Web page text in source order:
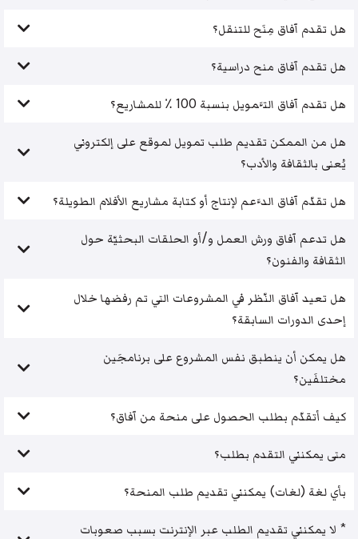
هل تقدم آفاق مِنَح للتنقل؟
هل تقدم آفاق منح دراسية؟
هل تقدم آفاق التَّمويل بنسبة 100 ٪ للمشاريع؟
هل من الممكن تقديم طلب تمويل لموقع على إلكتروني
يُعنى بالثقافة والأدب؟
هل تقدّم آفاق الدَّعم لإنتاج أو كتابة مشاريع الأفلام الطويلة؟
هل تدعم آفاق ورش العمل و/أو الحلقات البحثيّة حول
الثقافة والفنون؟
هل تعيد آفاق النّظر في المشروعات التي تم رفضها خلال
إحدى الدورات السابقة؟
هل يمكن أن ينطبق نفس المشروع على برنامجَين
مختلفَين؟
كيف أتقدّم بطلب الحصول على منحة من آفاق؟
متى يمكنني التقدم بطلب؟
بأي لغة (لغات) يمكنني تقديم طلب المنحة؟
* لا يمكنني تقديم الطلب عبر الإنترنت بسبب صعوبات